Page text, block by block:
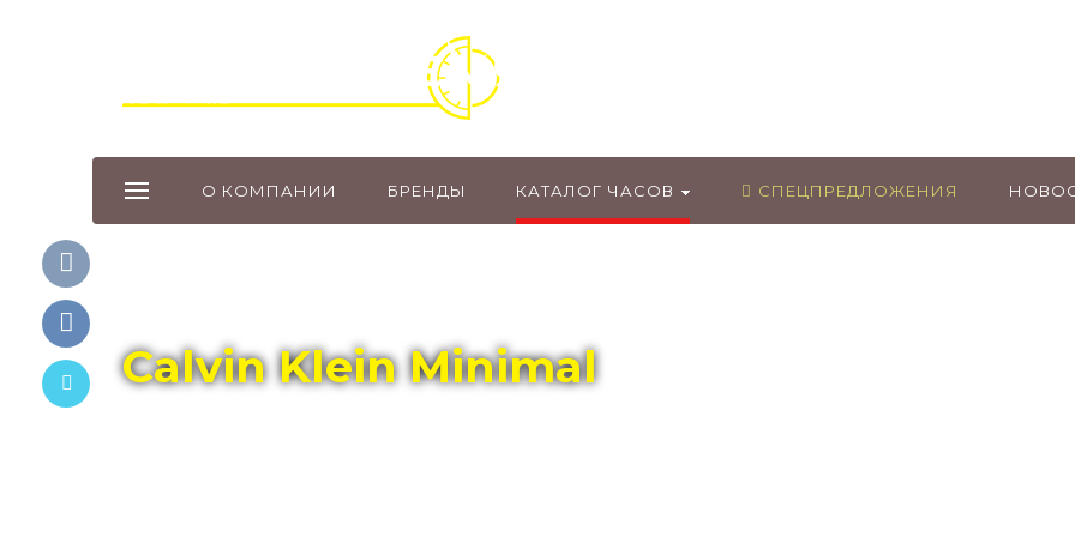
О КОМПАНИИ БРЕНДЫ КАТАЛОГ ЧАСОВ СПЕЦПРЕДЛОЖЕНИЯ
Calvin Klein Minimal